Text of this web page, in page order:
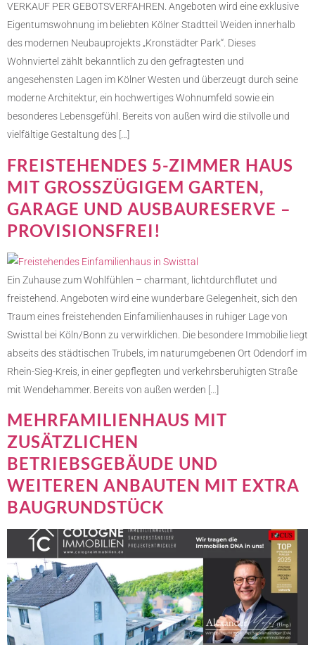
VERKAUF PER GEBOTSVERFAHREN. Angeboten wird eine exklusive
Eigentumswohnung im beliebten Kölner Stadtteil Weiden innerhalb
des modernen Neubauprojekts „Kronstädter Park“. Dieses
Wohnviertel zählt bekanntlich zu den gefragtesten und
angesehensten Lagen im Kölner Westen und überzeugt durch seine
moderne Architektur, ein hochwertiges Wohnumfeld sowie ein
besonderes Lebensgefühl. Bereits von außen wird die stilvolle und
vielfältige Gestaltung des […]
FREISTEHENDES 5-ZIMMER HAUS
MIT GROSSZÜGIGEM GARTEN, G
ARAGE UND AUSBAURESERVE – P
ROVISIONSFREI!
Ein Zuhause zum Wohlfühlen – charmant, lichtdurchflutet und
freistehend. Angeboten wird eine wunderbare Gelegenheit, sich den
Traum eines freistehenden Einfamilienhauses in ruhiger Lage von
Swisttal bei Köln/Bonn zu verwirklichen. Die besondere Immobilie liegt
abseits des städtischen Trubels, im naturumgebenen Ort Odendorf im
Rhein-Sieg-Kreis, in einer gepflegten und verkehrsberuhigten Straße
mit Wendehammer. Bereits von außen werden […]
MEHRFAMILIENHAUS MIT
ZUSÄTZLICHEN
BETRIEBSGEBÄUDE UND
WEITEREN ANBAUTEN MIT EXTRA
BAUGRUNDSTÜCK